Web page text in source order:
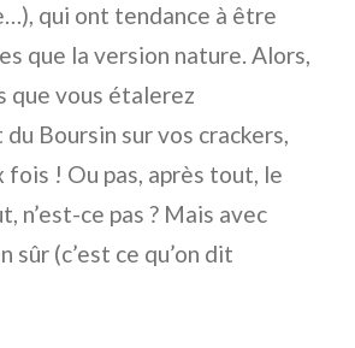
qui ont tendance à être
que la version nature. Alors,
que vous étalerez
Boursin sur vos crackers,
fois ! Ou pas, après tout, le
n’est-ce pas ? Mais avec
sûr (c’est ce qu’on dit